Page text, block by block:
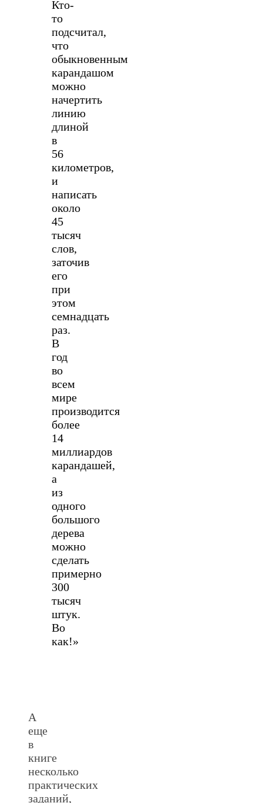
Кто-
то
подсчитал,
что
обыкновенным
карандашом
можно
начертить
линию
длиной
в
56
километров,
и
написать
около
45
тысяч
слов,
заточив
его
при
этом
семнадцать
раз.
В
год
во
всем
мире
производится
более
14
миллиардов
карандашей,
а
из
одного
большого
дерева
можно
сделать
примерно
300
тысяч
штук.
Во
как!»
А
еще
в
книге
несколько
практических
заданий,